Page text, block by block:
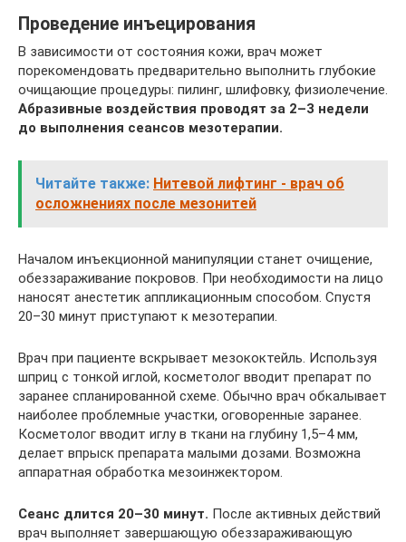
Проведение инъецирования
В зависимости от состояния кожи, врач может
порекомендовать предварительно выполнить глубокие
очищающие процедуры: пилинг, шлифовку, физиолечение.
Абразивные воздействия проводят за 2–3 недели
до выполнения сеансов мезотерапии.
Читайте также: Нитевой лифтинг - врач об
осложнениях после мезонитей
Началом инъекционной манипуляции станет очищение,
обеззараживание покровов. При необходимости на лицо
наносят анестетик аппликационным способом. Спустя
20–30 минут приступают к мезотерапии.
Врач при пациенте вскрывает мезококтейль. Используя
шприц с тонкой иглой, косметолог вводит препарат по
заранее спланированной схеме. Обычно врач обкалывает
наиболее проблемные участки, оговоренные заранее.
Косметолог вводит иглу в ткани на глубину 1,5–4 мм,
делает впрыск препарата малыми дозами. Возможна
аппаратная обработка мезоинжектором.
Сеанс длится 20–30 минут. После активных действий
врач выполняет завершающую обеззараживающую